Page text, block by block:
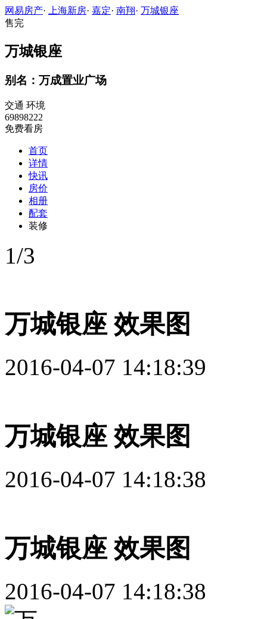
网易房产· 上海新房· 嘉定· 南翔· 万城银座
售完
万城银座
别名：万成置业广场
交通 环境
69898222
免费看房
首页
详情
快讯
房价
相册
配套
装修
1/3
万城银座 效果图
2016-04-07 14:18:39
万城银座 效果图
2016-04-07 14:18:38
万城银座 效果图
2016-04-07 14:18:38